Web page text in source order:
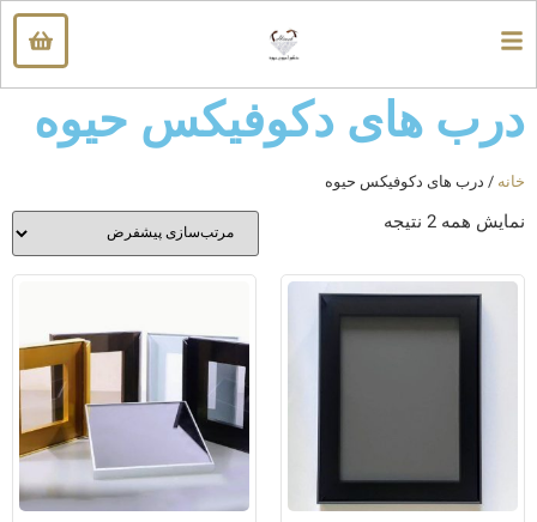
درب های دکوفیکس حیوه
خانه / درب های دکوفیکس حیوه
نمایش همه 2 نتیجه